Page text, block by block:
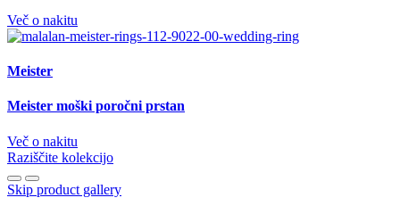
Več o nakitu
Meister
Meister moški poročni prstan
Več o nakitu
Raziščite kolekcijo
Skip product gallery